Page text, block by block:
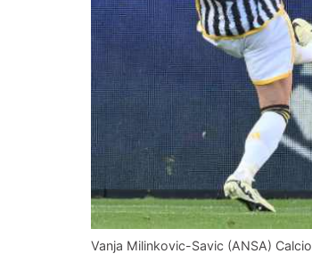
Vanja Milinkovic-Savic (ANSA)